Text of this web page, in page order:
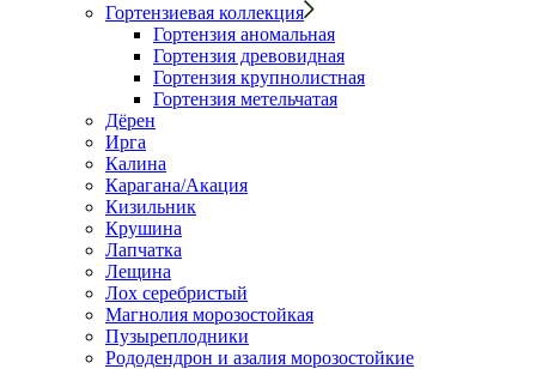
Гортензиевая коллекция
Гортензия аномальная
Гортензия древовидная
Гортензия крупнолистная
Гортензия метельчатая
Дёрен
Ирга
Калина
Карагана/Акация
Кизильник
Крушина
Лапчатка
Лещина
Лох серебристый
Магнолия морозостойкая
Пузыреплодники
Рододендрон и азалия морозостойкие